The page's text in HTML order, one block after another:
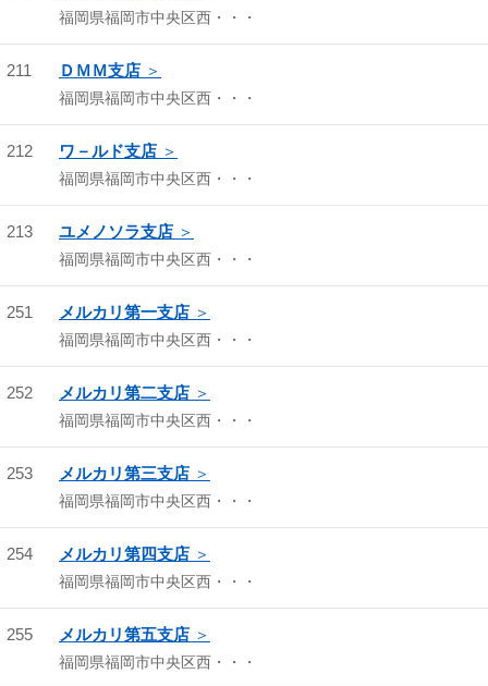
福岡県福岡市中央区西・・・
211 ＤＭＭ支店
福岡県福岡市中央区西・・・
212 ワ－ルド支店
福岡県福岡市中央区西・・・
213 ユメノソラ支店
福岡県福岡市中央区西・・・
251 メルカリ第一支店
福岡県福岡市中央区西・・・
252 メルカリ第二支店
福岡県福岡市中央区西・・・
253 メルカリ第三支店
福岡県福岡市中央区西・・・
254 メルカリ第四支店
福岡県福岡市中央区西・・・
255 メルカリ第五支店
福岡県福岡市中央区西・・・